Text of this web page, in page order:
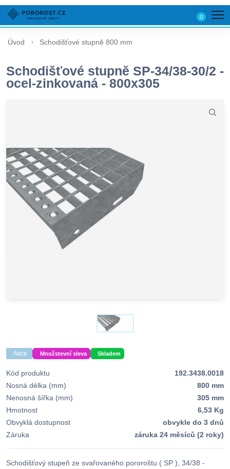
0
Úvod Schodišťové stupně 800 mm
Schodišťové stupně SP-34/38-30/2 -
ocel-zinkovaná - 800x305
Akce Množstevní sleva Skladem
Kód produktu
192.3438.0018
Nosná délka (mm)
800 mm
Nenosná šířka (mm)
305 mm
Hmotnost
6,53 Kg
Obvyklá dostupnost
obvykle do 3 dnů
Záruka
záruka 24 měsíců (2 roky)
Schodišťový stupeň ze svařovaného pororoštu ( SP ), 34/38 -